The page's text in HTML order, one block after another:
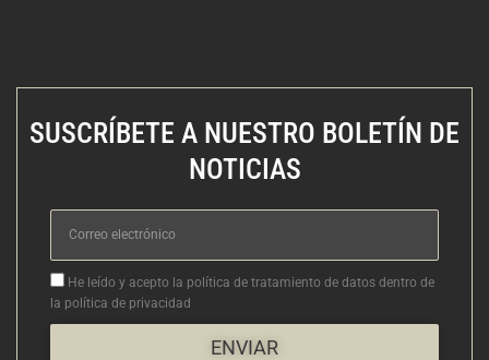
SUSCRÍBETE A NUESTRO BOLETÍN DE
NOTICIAS
Correo
electrónico
Aceptacion
He leído y acepto la política de tratamiento de datos dentro de
la política de privacidad
ENVIAR